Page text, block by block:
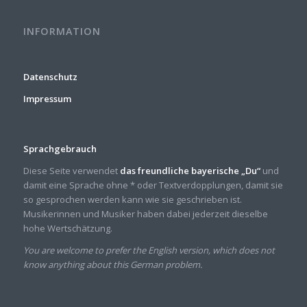
INFORMATION
Datenschutz
Impressum
Sprachgebrauch
Diese Seite verwendet das freundliche bayerische „Du“und
damit eine Sprache ohne * oder Textverdopplungen, damit sie
so gesprochen werden kann wie sie geschrieben ist.
Musikerinnen und Musiker haben dabei jederzeit dieselbe
hohe Wertschätzung.
You are welcome to prefer the English version, which does not
know anything about this German problem.